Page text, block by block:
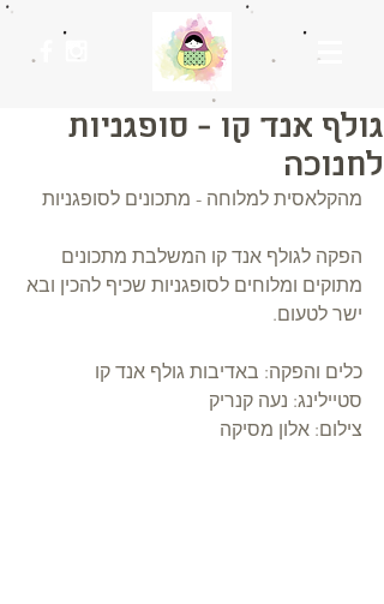
גולף אנד קו - סופגניות
לחנוכה
מהקלאסית למלוחה - מתכונים לסופגניות
הפקה לגולף אנד קו המשלבת מתכונים
מתוקים ומלוחים לסופגניות שכיף להכין ובא
ישר לטעום.
כלים והפקה: באדיבות גולף אנד קו
סטיילינג: נעה קנריק
צילום: אלון מסיקה